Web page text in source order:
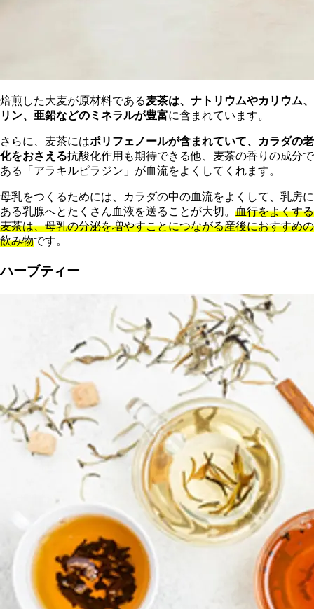
焙煎した大麦が原材料である麦茶は、ナトリウムやカリウム、
リン、亜鉛などのミネラルが豊富に含まれています。
さらに、麦茶にはポリフェノールが含まれていて、カラダの老
化をおさえる抗酸化作用も期待できる他、麦茶の香りの成分で
ある「アラキルピラジン」が血流をよくしてくれます。
母乳をつくるためには、カラダの中の血流をよくして、乳房に
ある乳腺へとたくさん血液を送ることが大切。 血行をよくする
麦茶は、母乳の分泌を増やすことにつながる産後におすすめの
飲み物です。
ハーブティー